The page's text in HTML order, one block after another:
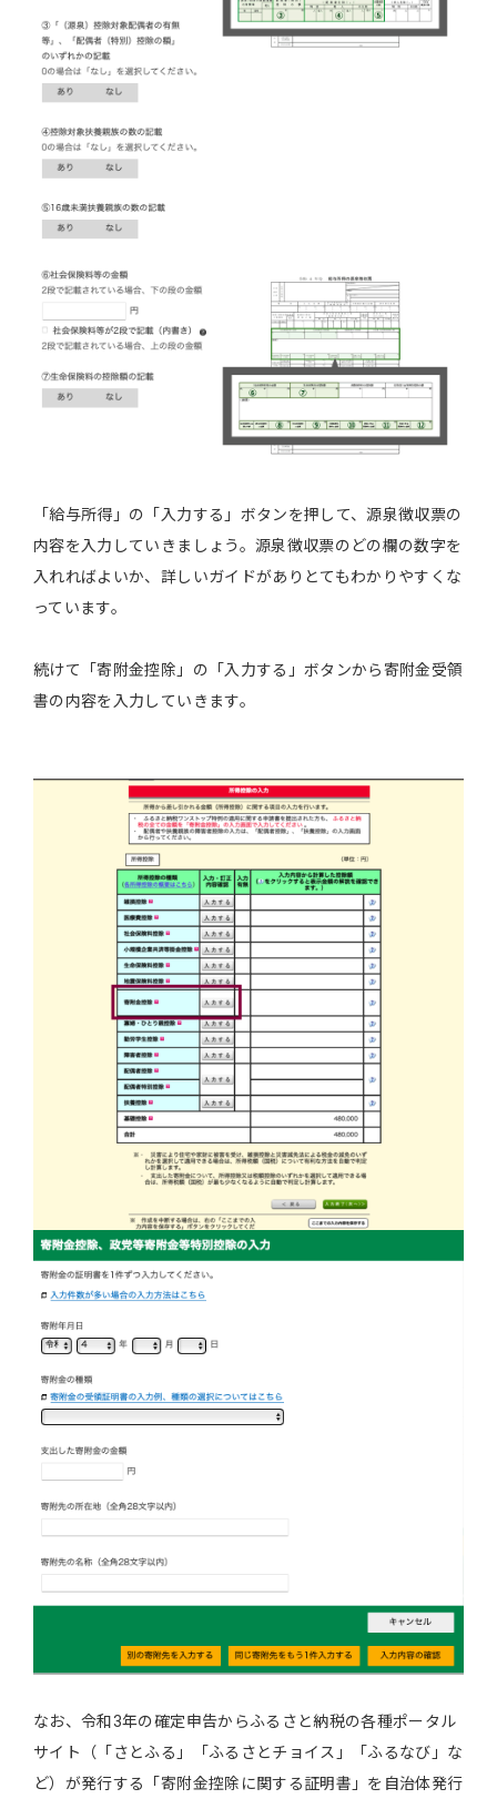
「給与所得」の「入力する」ボタンを押して、源泉徴収票の
内容を入力していきましょう。源泉徴収票のどの欄の数字を
入れればよいか、詳しいガイドがありとてもわかりやすくな
っています。
続けて「寄附金控除」の「入力する」ボタンから寄附金受領
書の内容を入力していきます。
なお、令和3年の確定申告からふるさと納税の各種ポータル
サイト（「さとふる」「ふるさとチョイス」「ふるなび」な
ど）が発行する「寄附金控除に関する証明書」を自治体発行